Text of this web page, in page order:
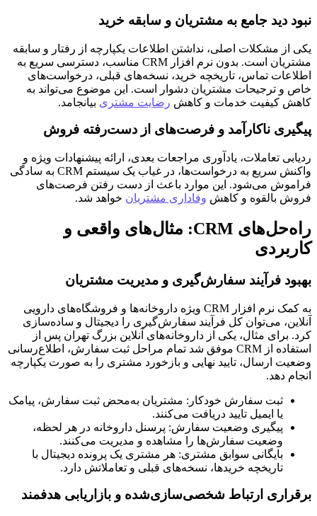
نبود دید جامع به مشتریان و سابقه خرید
یکی از مشکلات اصلی، نداشتن اطلاعات یکپارچه از رفتار و سابقه
مشتریان است. بدون نرم افزار CRM مناسب، دسترسی سریع به
اطلاعات تماس، تاریخچه خرید، نسخه‌های قبلی، درخواست‌های
خاص و ترجیحات مشتریان دشوار است. این موضوع می‌تواند به
کاهش کیفیت خدمات و کاهش رضایت مشتری بیانجامد.
پیگیری ناکارآمد و فرصت‌های از دست‌رفته فروش
ردیابی تعاملات، یادآوری مراجعات بعدی، ارائه پیشنهادات ویژه و
واکنش سریع به درخواست‌ها، در غیاب یک سیستم CRM به سادگی
فراموش می‌شود. این موارد باعث از دست رفتن فرصت‌های
فروش بالقوه و کاهش وفاداری مشتریان خواهد شد.
راه‌حل‌های CRM: مثال‌های واقعی و
کاربردی
بهبود فرآیند سفارش‌گیری و مدیریت مشتریان
به کمک نرم افزار CRM ویژه داروخانه‌ها و فروشگاه‌های دارویی
آنلاین، می‌توان کل فرآیند سفارش‌گیری را دیجیتال و ساده‌سازی
کرد. برای مثال، یکی از داروخانه‌های آنلاین بزرگ تهران پس از
استفاده از CRM موفق شد تمام مراحل ثبت سفارش، اطلاع‌رسانی
وضعیت ارسال، تایید نهایی و بازخورد مشتری را به صورت یکپارچه
انجام دهد.
ثبت سفارش خودکار: مشتریان به‌محض ثبت سفارش، پیامک
یا ایمیل تایید دریافت می‌کنند.
پیگیری وضعیت سفارش: پرسنل داروخانه در هر لحظه،
وضعیت سفارش‌ها را مشاهده و مدیریت می‌کنند.
بایگانی سوابق مشتری: هر مشتری یک پرونده دیجیتال با
تاریخچه خریدها، نسخه‌های قبلی و تعاملاتش دارد.
برقراری ارتباط شخصی‌سازی‌شده و بازاریابی هدفمند